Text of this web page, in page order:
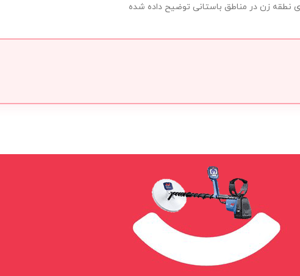
نطقه زن در مناطق باستانی توضیح داده شده